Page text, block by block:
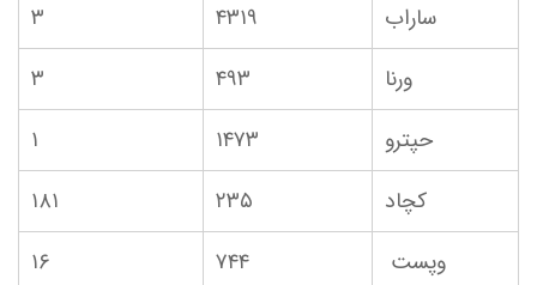
ساراب
۴۳۱۹
۳
ورنا
۴۹۳
۳
حپترو
۱۴۷۳
۱
کچاد
۲۳۵
۱۸۱
وپست
۷۴۴
۱۶